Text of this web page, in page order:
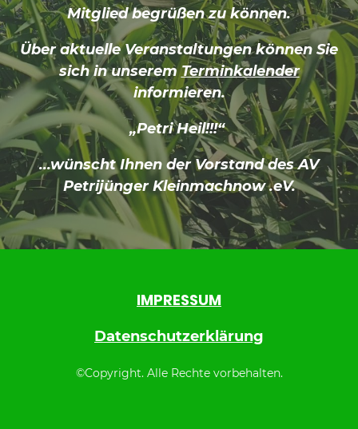
Mitglied begrüßen zu können.
Über aktuelle Veranstaltungen können Sie
sich in unseremTerminkalender
informieren.
„Petri Heil!!!“
...wünscht Ihnen der Vorstand des AV
Petrijünger Kleinmachnow .eV.
IMPRESSUM
Datenschutzerklärung
©Copyright. Alle Rechte vorbehalten.